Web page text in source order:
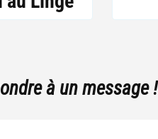
à un message !